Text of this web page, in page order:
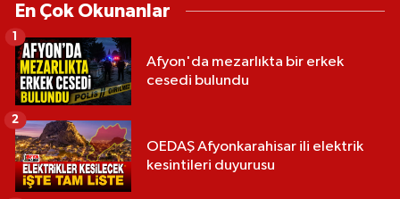
En Çok Okunanlar
Afyon'da mezarlıkta bir erkek
cesedi bulundu
1
OEDAŞ Afyonkarahisar ili elektrik
kesintileri duyurusu
2